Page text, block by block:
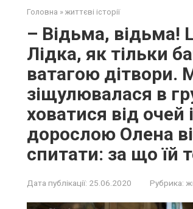
Головна » життєві історії
– Відьма, відьма!
Лідка, як тільки
ватагою дітвори.
зіщулювалася в
ховатися від очей
дорослою Олена
спитати: за що їй
Дата публікації: 25.06.2020 Рубрика: